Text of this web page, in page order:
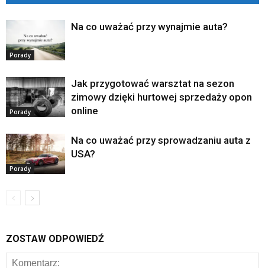
Porady
Na co uważać przy wynajmie auta?
Porady
Jak przygotować warsztat na sezon
zimowy dzięki hurtowej sprzedaży opon
online
Porady
Na co uważać przy sprowadzaniu auta z
USA?
ZOSTAW ODPOWIEDŹ